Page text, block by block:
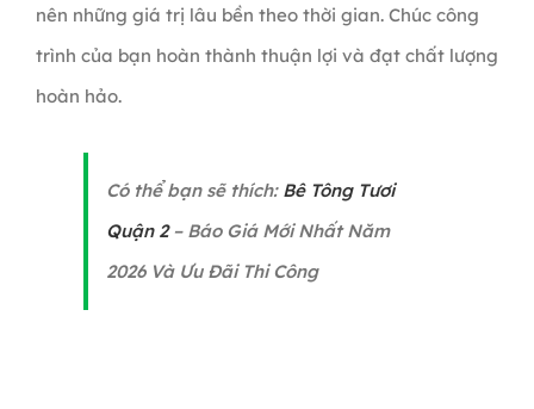
nên những giá trị lâu bền theo thời gian. Chúc công
trình của bạn hoàn thành thuận lợi và đạt chất lượng
hoàn hảo.
Có thể bạn sẽ thích: Bê Tông Tươi
Quận 2– Báo Giá Mới Nhất Năm
2026 Và Ưu Đãi Thi Công